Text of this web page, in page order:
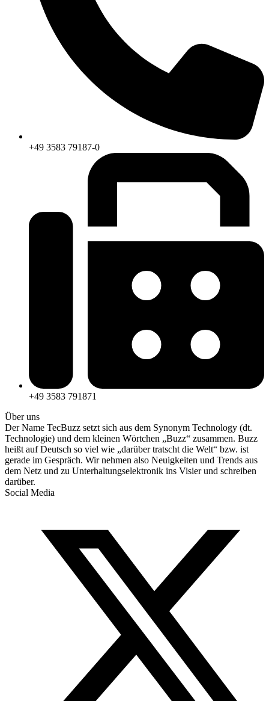
+49 3583 79187-0
+49 3583 791871
Über uns
Der Name TecBuzz setzt sich aus dem Synonym Technology (dt.
Technologie) und dem kleinen Wörtchen „Buzz“ zusammen. Buzz
heißt auf Deutsch so viel wie „darüber tratscht die Welt“ bzw. ist
gerade im Gespräch. Wir nehmen also Neuigkeiten und Trends aus
dem Netz und zu Unterhaltungselektronik ins Visier und schreiben
darüber.
Social Media